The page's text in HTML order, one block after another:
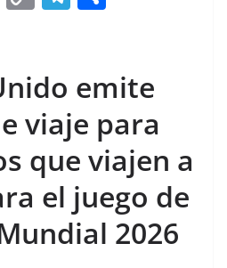
s
A
p
p
y
Li
n
k
gr
a
m
e
emite
viaje para
que viajen a
el juego de
2026